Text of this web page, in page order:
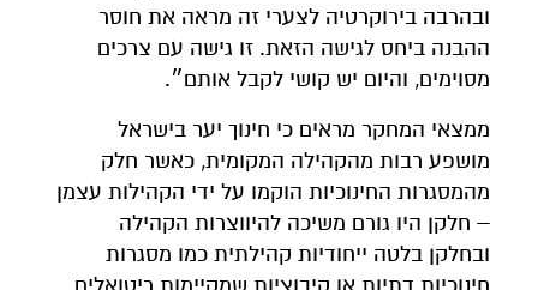
ובהרבה בירוקרטיה לצערי זה מראה את חוסר
ההבנה ביחס לגישה הזאת. זו גישה עם צרכים
מסוימים, והיום יש קושי לקבל אותם״.
ממצאי המחקר מראים כי חינוך יער בישראל
מושפע רבות מהקהילה המקומית, כאשר חלק
מהמסגרות החינוכיות הוקמו על ידי הקהילות עצמן
– חלקן היו גורם משיכה להיווצרות הקהילה
ובחלקן בלטה ייחודיות קהילתית כמו מסגרות